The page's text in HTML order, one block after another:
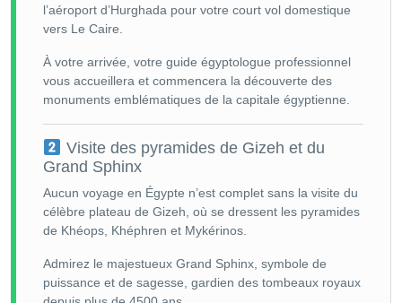
l’aéroport d’Hurghada pour votre court vol domestique
vers Le Caire.
À votre arrivée, votre guide égyptologue professionnel
vous accueillera et commencera la découverte des
monuments emblématiques de la capitale égyptienne.
Visite des pyramides de Gizeh et du
Grand Sphinx
Aucun voyage en Égypte n’est complet sans la visite du
célèbre plateau de Gizeh, où se dressent les pyramides
de Khéops, Khéphren et Mykérinos.
Admirez le majestueux Grand Sphinx, symbole de
puissance et de sagesse, gardien des tombeaux royaux